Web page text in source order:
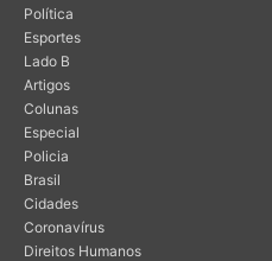
Política
Esportes
Lado B
Artigos
Colunas
Especial
Policia
Brasil
Cidades
Coronavírus
Direitos Humanos